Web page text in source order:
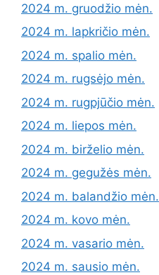
2024 m. gruodžio mėn.
2024 m. lapkričio mėn.
2024 m. spalio mėn.
2024 m. rugsėjo mėn.
2024 m. rugpjūčio mėn.
2024 m. liepos mėn.
2024 m. birželio mėn.
2024 m. gegužės mėn.
2024 m. balandžio mėn.
2024 m. kovo mėn.
2024 m. vasario mėn.
2024 m. sausio mėn.